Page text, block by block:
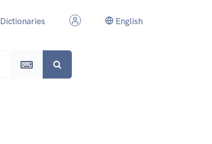
Dictionaries English